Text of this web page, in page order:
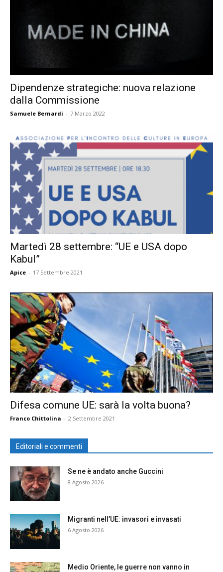
Dipendenze strategiche: nuova relazione
dalla Commissione
Samuele Bernardi - 7 Marzo 2022
Martedì 28 settembre: “UE e USA dopo
Kabul”
Apice - 17 Settembre 2021
Difesa comune UE: sarà la volta buona?
Franco Chittolina - 2 Settembre 2021
Editoriali e commenti
Se ne è andato anche Guccini
8 Agosto 2026
Migranti nell’UE: invasori e invasati
6 Agosto 2026
Medio Oriente, le guerre non vanno in